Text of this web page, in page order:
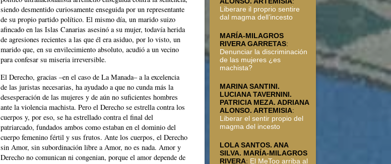
siendo desmentido curiosamente enseguida por un representante
de su propio partido político. El mismo día, un marido suizo
afincado en las Islas Canarias asesinó a su mujer, todavía herida
de agresiones recientes a las que él era asiduo, por lo visto, un
marido que, en su envilecimiento absoluto, acudió a un vecino
para confesar su miseria irreversible.
El Derecho, gracias –en el caso de La Manada– a la excelencia
de las juristas necesarias, ha ayudado a que no cunda más la
desesperación de las mujeres y de aún no suficientes hombres
ante la violencia machista. Pero el Derecho se estrella contra los
cuerpos y, por eso, se ha estrellado contra el final del
patriarcado, fundados ambos como estaban en el dominio del
cuerpo femenino fértil y sus frutos. Ante los cuerpos, el Derecho
sin Amor, sin subordinación libre a Amor, no es nada. Amor y
Derecho no comunican ni congenian, porque el amor depende de
Liberare il proprio sentire
dal magma dell’incesto
MARÍA-MILAGROS
RIVERA GARRETAS:
Denunciar la discriminación
de las mujeres ¿es
machista?
MARINA SANTINI.
LUCIANA TAVERNINI.
PATRICIA MEZA. ADRIANA
ALONSO. ARTEMISIA:
Liberar el sentir propio del
magma del incesto
LOLA SANTOS. ANA
SILVA. MARÍA-MILAGROS
RIVERA: El MeToo arriba al